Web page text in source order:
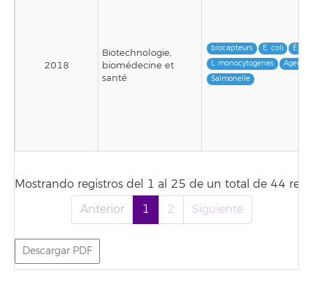
2018
Biotechnologie,
biomédecine et
santé
biocapteurs E. coli
L. monocytogenes
Agents
Salmonelle
Mostrando registros del 1 al 25 de un total de 44
Anterior
1 2 Siguiente
Descargar PDF